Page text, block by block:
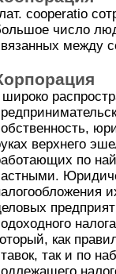
cooperatio
число
между
верхнего
по
как
так и по